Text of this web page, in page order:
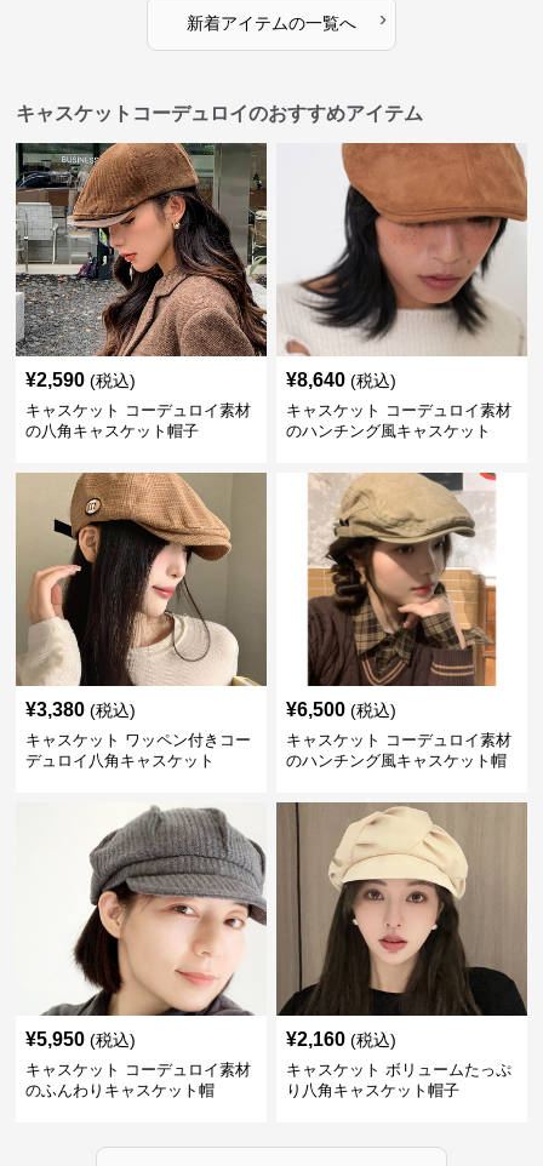
新着アイテムの一覧へ ›
キャスケットコーデュロイのおすすめアイテム
¥2,590 (税込)
キャスケット コーデュロイ素材
の八角キャスケット帽子
¥8,640 (税込)
キャスケット コーデュロイ素材
のハンチング風キャスケット
¥3,380 (税込)
キャスケット ワッペン付きコー
デュロイ八角キャスケット
¥6,500 (税込)
キャスケット コーデュロイ素材
のハンチング風キャスケット帽
¥5,950 (税込)
キャスケット コーデュロイ素材
のふんわりキャスケット帽
¥2,160 (税込)
キャスケット ボリュームたっぷ
り八角キャスケット帽子